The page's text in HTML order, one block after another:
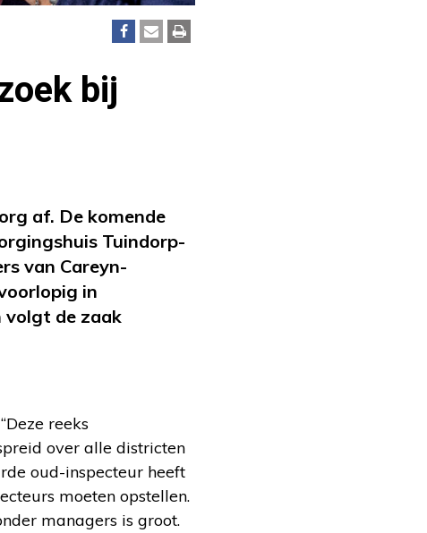
bij
af. De komende
Tuindorp-
van Careyn-
in
volgt de zaak
reeks
over alle districten
oud-inspecteur heeft
moeten opstellen.
managers is groot.